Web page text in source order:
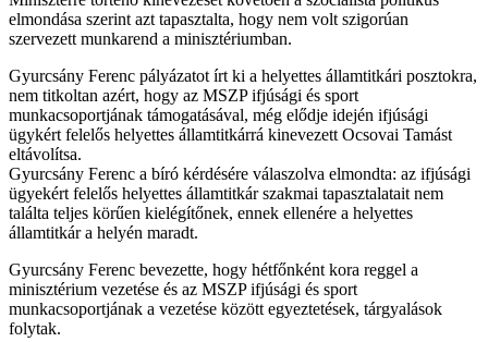
elmondása szerint azt tapasztalta, hogy nem volt szigorúan
szervezett munkarend a minisztériumban.
Gyurcsány Ferenc pályázatot írt ki a helyettes államtitkári posztokra,
nem titkoltan azért, hogy az MSZP ifjúsági és sport
munkacsoportjának támogatásával, még elődje idején ifjúsági
ügykért felelős helyettes államtitkárrá kinevezett Ocsovai Tamást
eltávolítsa.
Gyurcsány Ferenc a bíró kérdésére válaszolva elmondta: az ifjúsági
ügyekért felelős helyettes államtitkár szakmai tapasztalatait nem
találta teljes körűen kielégítőnek, ennek ellenére a helyettes
államtitkár a helyén maradt.
Gyurcsány Ferenc bevezette, hogy hétfőnként kora reggel a
minisztérium vezetése és az MSZP ifjúsági és sport
munkacsoportjának a vezetése között egyeztetések, tárgyalások
folytak.